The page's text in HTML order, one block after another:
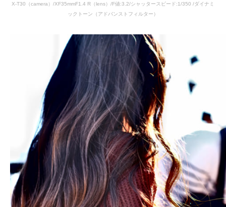
X-T30（camera）/XF35mmF1.4 R（lens）/F値:3.2/シャッタースピード:1/350 /ダイナミ
ックトーン（アドバンストフィルター）